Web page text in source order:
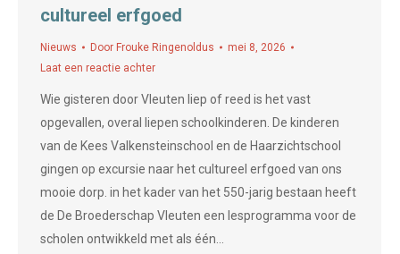
cultureel erfgoed
Nieuws Door Frouke Ringenoldus
mei 8, 2026
Laat een reactie achter
Wie gisteren door Vleuten liep of reed is het vast
opgevallen, overal liepen schoolkinderen. De kinderen
van de Kees Valkensteinschool en de Haarzichtschool
gingen op excursie naar het cultureel erfgoed van ons
mooie dorp. in het kader van het 550-jarig bestaan heeft
de De Broederschap Vleuten een lesprogramma voor de
scholen ontwikkeld met als één…